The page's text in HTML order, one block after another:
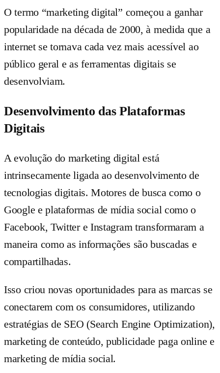
O termo “marketing digital” começou a ganhar
popularidade na década de 2000, à medida que a
internet se tornava cada vez mais acessível ao
público geral e as ferramentas digitais se
desenvolviam.
Desenvolvimento das Plataformas
Digitais
A evolução do marketing digital está
intrinsecamente ligada ao desenvolvimento de
tecnologias digitais. Motores de busca como o
Google e plataformas de mídia social como o
Facebook, Twitter e Instagram transformaram a
maneira como as informações são buscadas e
compartilhadas.
Isso criou novas oportunidades para as marcas se
conectarem com os consumidores, utilizando
estratégias de SEO (Search Engine Optimization),
marketing de conteúdo, publicidade paga online e
marketing de mídia social.